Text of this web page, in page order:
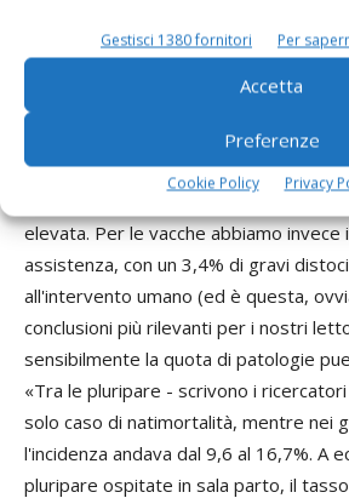
Gestisci 1380 fornitori Per
Accetta
Preferenze
Cookie Policy Privacy
media e una variazione di 27'.
L'assistenza al parto si è resa
manze e il 5% di esse ha manifestato
elevata. Per le vacche abbiamo invece
assistenza, con un 3,4% di gravi
all'intervento umano (ed è questa,
conclusioni più rilevanti per i nostri
sensibilmente la quota di patologie
«Tra le pluripare - scrivono i
solo caso di natimortalità, mentre nei
l'incidenza andava dal 9,6 al 16,7%. A
pluripare ospitate in sala parto, il